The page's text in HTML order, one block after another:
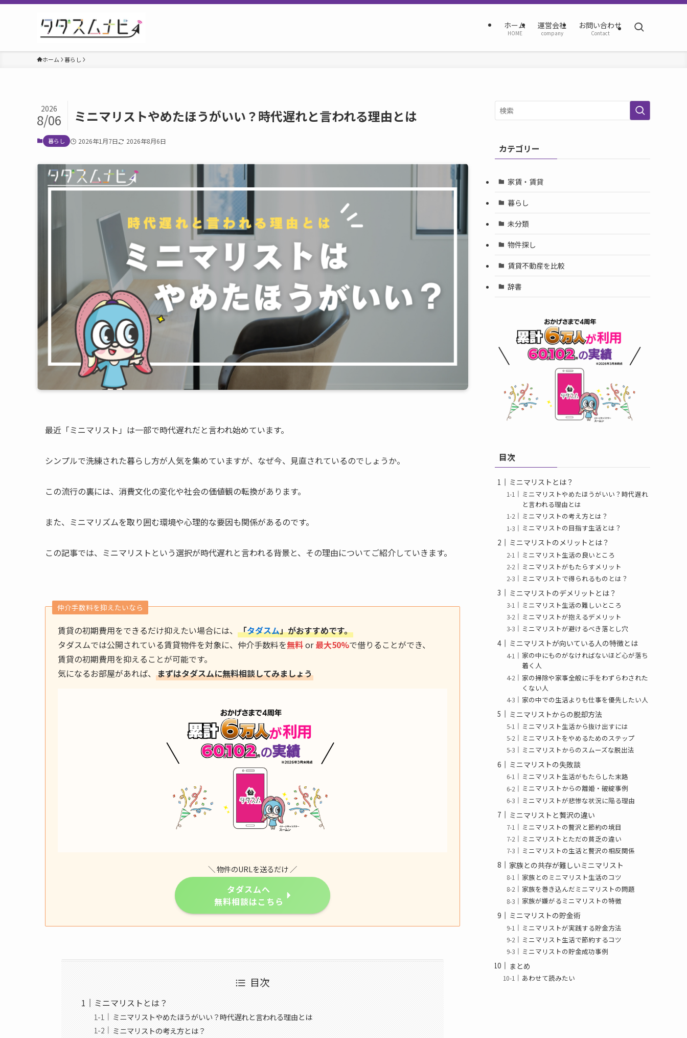
ホーム
HOME
運営会社
company
お問い合わせ
Contact
ホーム 暮らし
ミニマリストやめたほうがいい？時代遅れと言われる理由とは
2026
8/06
暮らし 2026年1月7日 2026年8月6日
最近「ミニマリスト」は一部で時代遅れだと言われ始めています。
シンプルで洗練された暮らし方が人気を集めていますが、なぜ今、見直されているのでしょうか。
この流行の裏には、消費文化の変化や社会の価値観の転換があります。
また、ミニマリズムを取り囲む環境や心理的な要因も関係があるのです。
この記事では、ミニマリストという選択が時代遅れと言われる背景と、その理由についてご紹介していきます。
仲介手数料を抑えたいなら
賃貸の初期費用をできるだけ抑えたい場合には、 「タダスム」がおすすめです。
タダスムでは公開されている賃貸物件を対象に、仲介手数料を無料or最大50%で借りることができ、
賃貸の初期費用を抑えることが可能です。
気になるお部屋があれば、 まずはタダスムに無料相談してみましょう
＼ 物件のURLを送るだけ ／
タダスムへ
無料相談はこちら
目次
ミニマリストとは？
ミニマリストやめたほうがいい？時代遅れと言われる理由とは
ミニマリストの考え方とは？
カテゴリー
家賃・賃貸
暮らし
未分類
物件探し
賃貸不動産を比較
辞書
目次
ミニマリストとは？
ミニマリストやめたほうがいい？時代遅れ
と言われる理由とは
ミニマリストの考え方とは？
ミニマリストの目指す生活とは？
ミニマリストのメリットとは？
ミニマリスト生活の良いところ
ミニマリストがもたらすメリット
ミニマリストで得られるものとは？
ミニマリストのデメリットとは？
ミニマリスト生活の難しいところ
ミニマリストが抱えるデメリット
ミニマリストが避けるべき落とし穴
ミニマリストが向いている人の特徴とは
家の中にものがなければないほど心が落ち
着く人
家の掃除や家事全般に手をわずらわされた
くない人
家の中での生活よりも仕事を優先したい人
ミニマリストからの脱却方法
ミニマリスト生活から抜け出すには
ミニマリストをやめるためのステップ
ミニマリストからのスムーズな脱出法
ミニマリストの失敗談
ミニマリスト生活がもたらした末路
ミニマリストからの離婚・破綻事例
ミニマリストが悲惨な状況に陥る理由
ミニマリストと贅沢の違い
ミニマリストの贅沢と節約の境目
ミニマリストとただの貧乏の違い
ミニマリストの生活と贅沢の相反関係
家族との共存が難しいミニマリスト
家族とのミニマリスト生活のコツ
家族を巻き込んだミニマリストの問題
家族が嫌がるミニマリストの特徴
ミニマリストの貯金術
ミニマリストが実践する貯金方法
ミニマリスト生活で節約するコツ
ミニマリストの貯金成功事例
まとめ
あわせて読みたい